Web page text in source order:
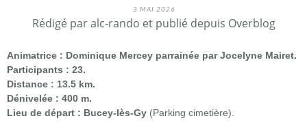
3 MAI 2026
Rédigé par alc-rando et publié depuis Overblog
Animatrice : Dominique Mercey parrainée par Jocelyne Mairet.
Participants : 23.
Distance : 13.5 km.
Dénivelée : 400 m.
Lieu de départ : Bucey-lès-Gy (Parking cimetière).